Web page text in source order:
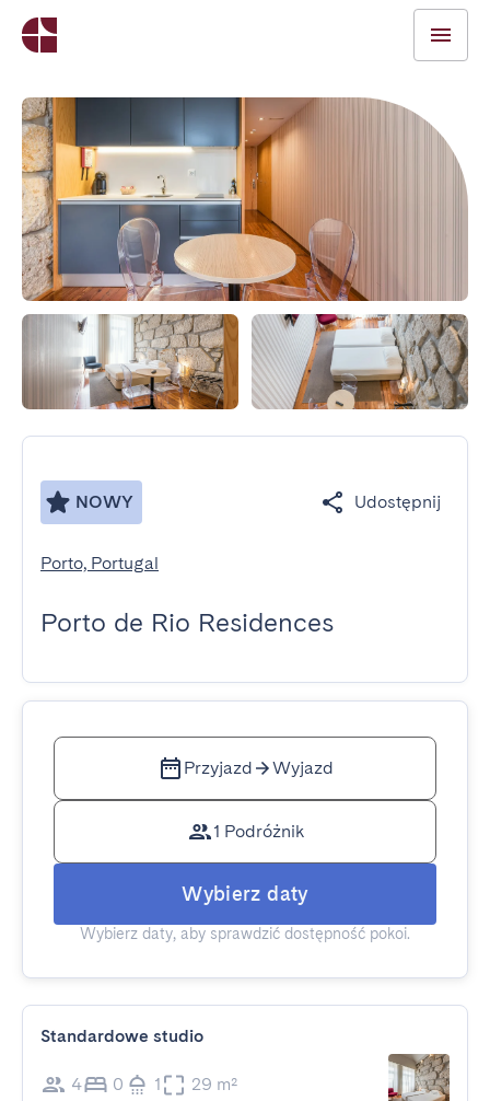
NOWY Udostępnij
Porto, Portugal
Porto de Rio Residences
Przyjazd Wyjazd
1 Podróżnik
Wybierz daty
Wybierz daty, aby sprawdzić dostępność pokoi.
Standardowe studio
4 0 1 29 m²